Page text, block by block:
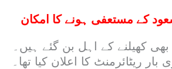
کے مستعفی ہونے کا امکان
کھیلنے کے اہل بن گئے ہیں۔
ریٹائرمنٹ کا اعلان کیا تھا۔